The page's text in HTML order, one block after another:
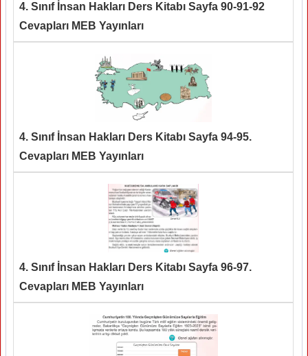
4. Sınıf İnsan Hakları Ders Kitabı Sayfa 90-91-92
Cevapları MEB Yayınları
4. Sınıf İnsan Hakları Ders Kitabı Sayfa 94-95.
Cevapları MEB Yayınları
4. Sınıf İnsan Hakları Ders Kitabı Sayfa 96-97.
Cevapları MEB Yayınları